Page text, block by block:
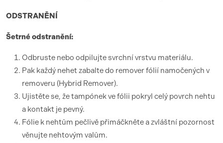
ODSTRANĚNÍ
Šetrné odstranění:
Odbruste nebo odpilujte svrchní vrstvu materiálu.
Pak každý nehet zabalte do remover fólií namočených v
removeru (Hybrid Remover).
Ujistěte se, že tampónek ve fólii pokryl celý povrch nehtu
a kontakt je pevný.
Fólie k nehtům pečlivě přimáčkněte a zvláštní pozornost
věnujte nehtovým valům.